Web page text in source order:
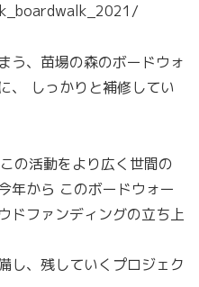
う、苗場の森のボードウォ
、 しっかりと補修してい
の活動をより広く世間の
年から このボードウォー
ドファンディングの立ち上
し、残していくプロジェク